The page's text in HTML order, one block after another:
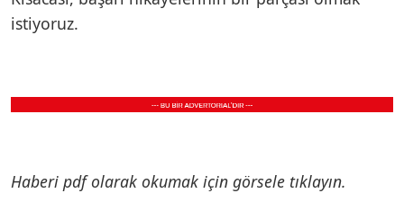
istiyoruz.
Haberi pdf olarak okumak için görsele tıklayın.